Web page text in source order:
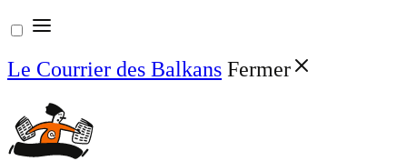
Aller
au
contenu
Le Courrier des Balkans Fermer